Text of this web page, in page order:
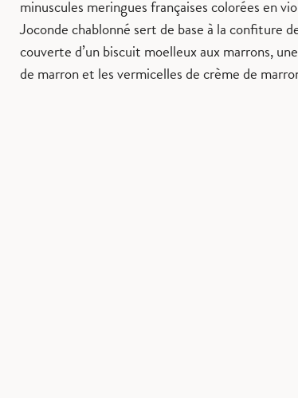
minuscules meringues françaises colorées en
Joconde chablonné sert de base à la confiture
couverte d’un biscuit moelleux aux marrons,
de marron et les vermicelles de crème de